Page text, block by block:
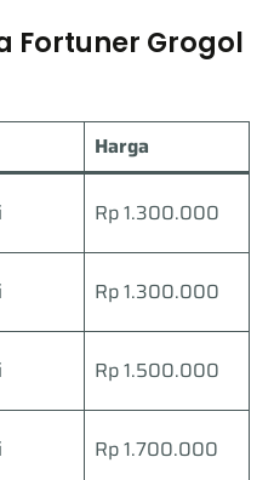
Fortuner Grogol
Harga
Rp 1.300.000
Rp 1.300.000
Rp 1.500.000
Rp 1.700.000